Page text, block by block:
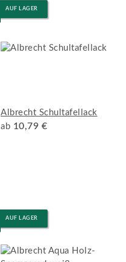
AUF LAGER
Albrecht Schultafellack
ab 10,79 €
AUF LAGER